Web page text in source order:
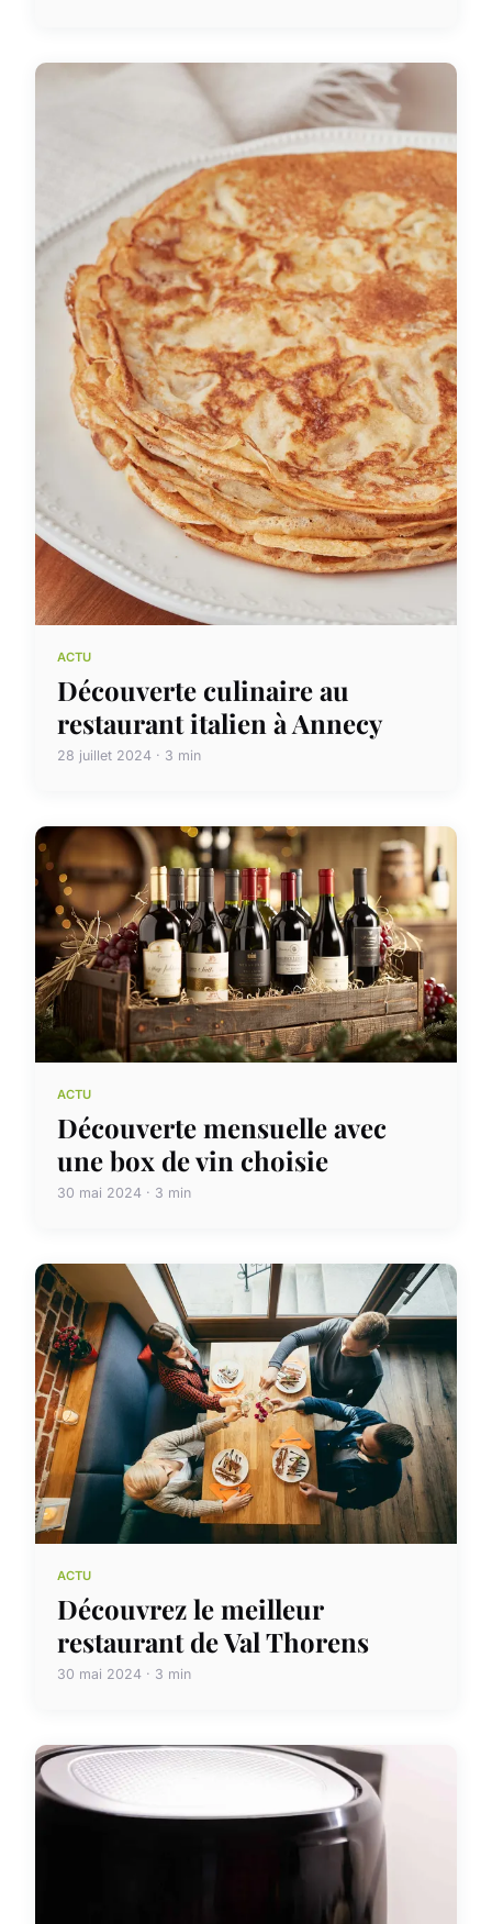
ACTU
Découverte culinaire au
restaurant italien à Annecy
28 juillet 2024 · 3 min
ACTU
Découverte mensuelle avec
une box de vin choisie
30 mai 2024 · 3 min
ACTU
Découvrez le meilleur
restaurant de Val Thorens
30 mai 2024 · 3 min